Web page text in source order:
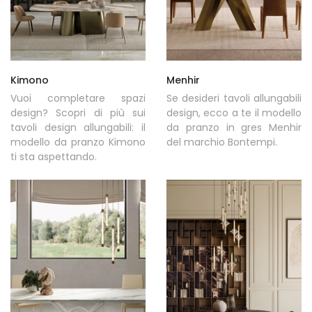
Kimono
Vuoi completare spazi
design? Scopri di più sui
tavoli design allungabili: il
modello da pranzo Kimono
ti sta aspettando.
Menhir
Se desideri tavoli allungabili
design, ecco a te il modello
da pranzo in gres Menhir
del marchio Bontempi.